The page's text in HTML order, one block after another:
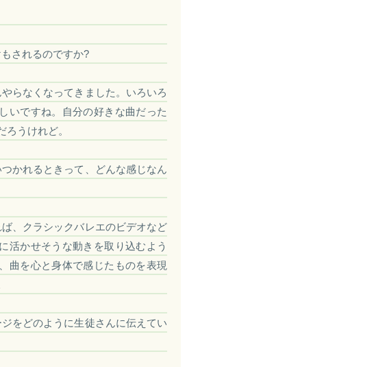
されるのですか?
らなくなってきました。いろいろ
いですね。自分の好きな曲だった
ろうけれど。
かれるときって、どんな感じなん
、クラシックバレエのビデオなど
活かせそうな動きを取り込むよう
曲を心と身体で感じたものを表現
をどのように生徒さんに伝えてい